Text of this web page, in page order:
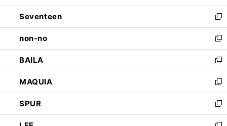
開
く
ウ
で
開
く
ン
ド
ウ
で
開
く
Seventeen
新
し
い
ウ
ィ
ン
ド
ウ
で
開
non-no
新
し
い
ウ
ィ
ン
ド
ウ
BAILA
新
し
い
ウ
ィ
ン
MAQUIA
新
し
い
ウ
SPUR
新
し